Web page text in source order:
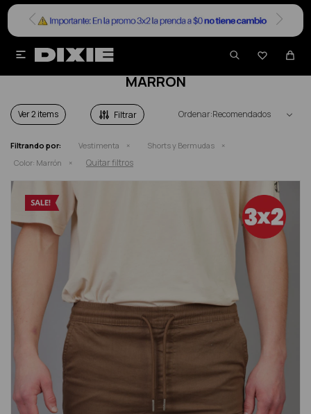


SHORTS Y BERMUDAS HOMBRE EN COLOR
MARRÓN
Ver Recomendados
Filtrando por: Vestimenta
Shorts y Bermudas
Color: Marrón Quitar filtros